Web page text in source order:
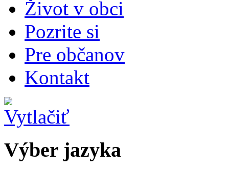
Život v obci
Pozrite si
Pre občanov
Kontakt
Výber jazyka